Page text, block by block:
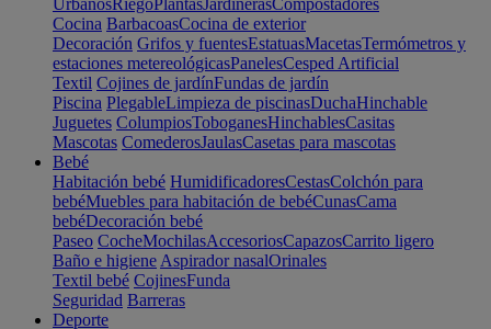
UrbanosRiegoPlantasJardinerasCompostadores
Cocina BarbacoasCocina de exterior
Decoración Grifos y fuentesEstatuasMacetasTermómetros y
estaciones metereológicasPanelesCesped Artificial
Textil Cojines de jardínFundas de jardín
Piscina PlegableLimpieza de piscinasDuchaHinchable
Juguetes ColumpiosToboganesHinchablesCasitas
Mascotas ComederosJaulasCasetas para mascotas
Bebé
Habitación bebé HumidificadoresCestasColchón para
bebéMuebles para habitación de bebéCunasCama
bebéDecoración bebé
Paseo CocheMochilasAccesoriosCapazosCarrito ligero
Baño e higiene Aspirador nasalOrinales
Textil bebé CojinesFunda
Seguridad Barreras
Deporte